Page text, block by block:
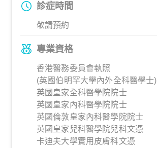
診症時間
敬請預約
專業資格
香港醫務委員會執照
(英國伯明罕大學內外全科醫學士)
英國皇家全科醫學院院士
英國皇家內科醫學院院士
英國倫敦皇家內科醫學院院士
英國皇家兒科醫學院兒科文憑
卡迪夫大學實用皮膚科文憑